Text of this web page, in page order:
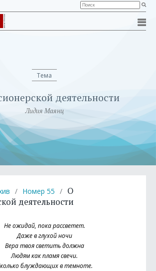
Тема
деятельности
Лидия Маянц
/ Номер 55 / О
деятельности
Не ожидай, пока рассветет.
Даже в глухой ночи
Вера твоя светить должна
Людям как пламя свечи.
блуждающих в темноте.